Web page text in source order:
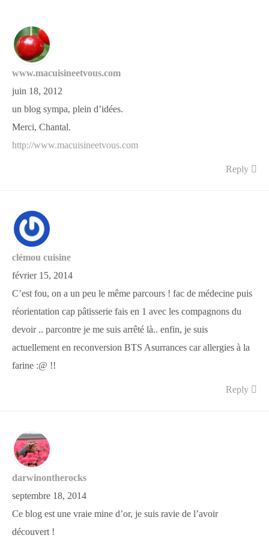
www.macuisineetvous.com
juin 18, 2012
un blog sympa, plein d’idées.
Merci, Chantal.
http://www.macuisineetvous.com
Reply
clémou cuisine
février 15, 2014
C’est fou, on a un peu le même parcours ! fac de médecine puis
réorientation cap pâtisserie fais en 1 avec les compagnons du
devoir .. parcontre je me suis arrêté là.. enfin, je suis
actuellement en reconversion BTS Asurrances car allergies à la
farine :@ !!
Reply
darwinontherocks
septembre 18, 2014
Ce blog est une vraie mine d’or, je suis ravie de l’avoir
découvert !